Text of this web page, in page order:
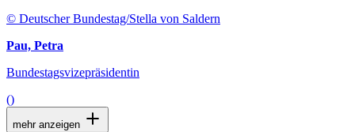
© Deutscher Bundestag/Stella von Saldern
Pau, Petra
Bundestagsvizepräsidentin
()
mehr anzeigen